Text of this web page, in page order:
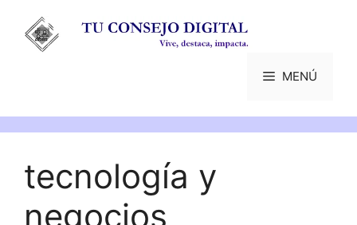
contenido
MENÚ
tecnología y
negocios